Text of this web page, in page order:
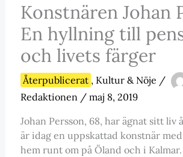
Konstnären Johan
En hyllning till
och livets färger
Återpublicerat , Kultur & Nöje /
Redaktionen / maj 8, 2019
Johan Persson, 68, har ägnat sitt liv
är idag en uppskattad konstnär
hem runt om på Öland och i